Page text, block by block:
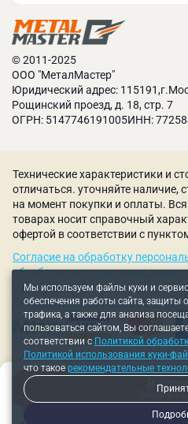
В
Товар в
© 2011-2025
ООО "МеталМастер"
Юридический адрес:
Рощинский проезд, д. 18, стр. 7
ОГРН: 5147746191005ИНН:
Мы используем файлы куки и
обеспечения работы сайта, защиты
трафика, а также для анализа
пользоваться сайтом, Вы
соответствии с Политикой
Политикой использования куки-
что такое рекомендательные
Технические характеристики и
отличаться. уточняйте наличие,
на момент покупки и оплаты.
товарах носит справочный
офертой в соответствии с
Согласие на обработку
обработки персональных данных
соглашение|Политика
Рекомендательные технологии